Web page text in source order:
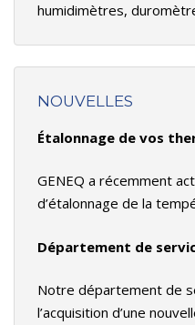
humidimètres,
NOUVELLES
Étalonnage de vos
GENEQ a récemment
d’étalonnage de la
Département de
Notre département de
l’acquisition d’une